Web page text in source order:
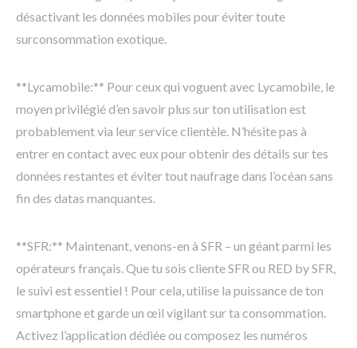
désactivant les données mobiles pour éviter toute
surconsommation exotique.
**Lycamobile:** Pour ceux qui voguent avec Lycamobile, le
moyen privilégié d’en savoir plus sur ton utilisation est
probablement via leur service clientèle. N’hésite pas à
entrer en contact avec eux pour obtenir des détails sur tes
données restantes et éviter tout naufrage dans l’océan sans
fin des datas manquantes.
**SFR:** Maintenant, venons-en à SFR – un géant parmi les
opérateurs français. Que tu sois cliente SFR ou RED by SFR,
le suivi est essentiel ! Pour cela, utilise la puissance de ton
smartphone et garde un œil vigilant sur ta consommation.
Activez l’application dédiée ou composez les numéros